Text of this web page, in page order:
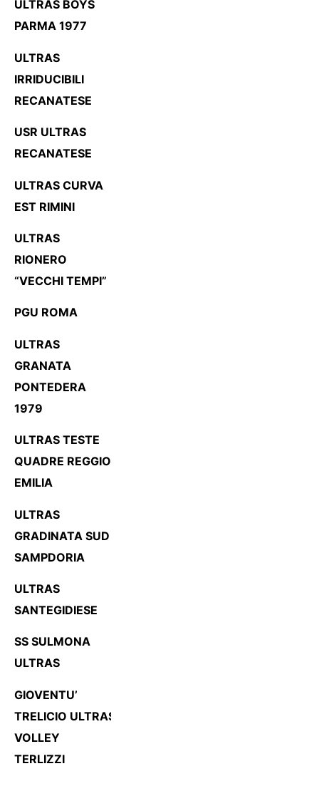
ULTRAS BOYS
PARMA 1977
ULTRAS
IRRIDUCIBILI
RECANATESE
USR ULTRAS
RECANATESE
ULTRAS CURVA
EST RIMINI
ULTRAS
RIONERO
“VECCHI TEMPI”
PGU ROMA
ULTRAS
GRANATA
PONTEDERA
1979
ULTRAS TESTE
QUADRE REGGIO
EMILIA
ULTRAS
GRADINATA SUD
SAMPDORIA
ULTRAS
SANTEGIDIESE
SS SULMONA
ULTRAS
GIOVENTU’
TRELICIO ULTRAS
VOLLEY
TERLIZZI